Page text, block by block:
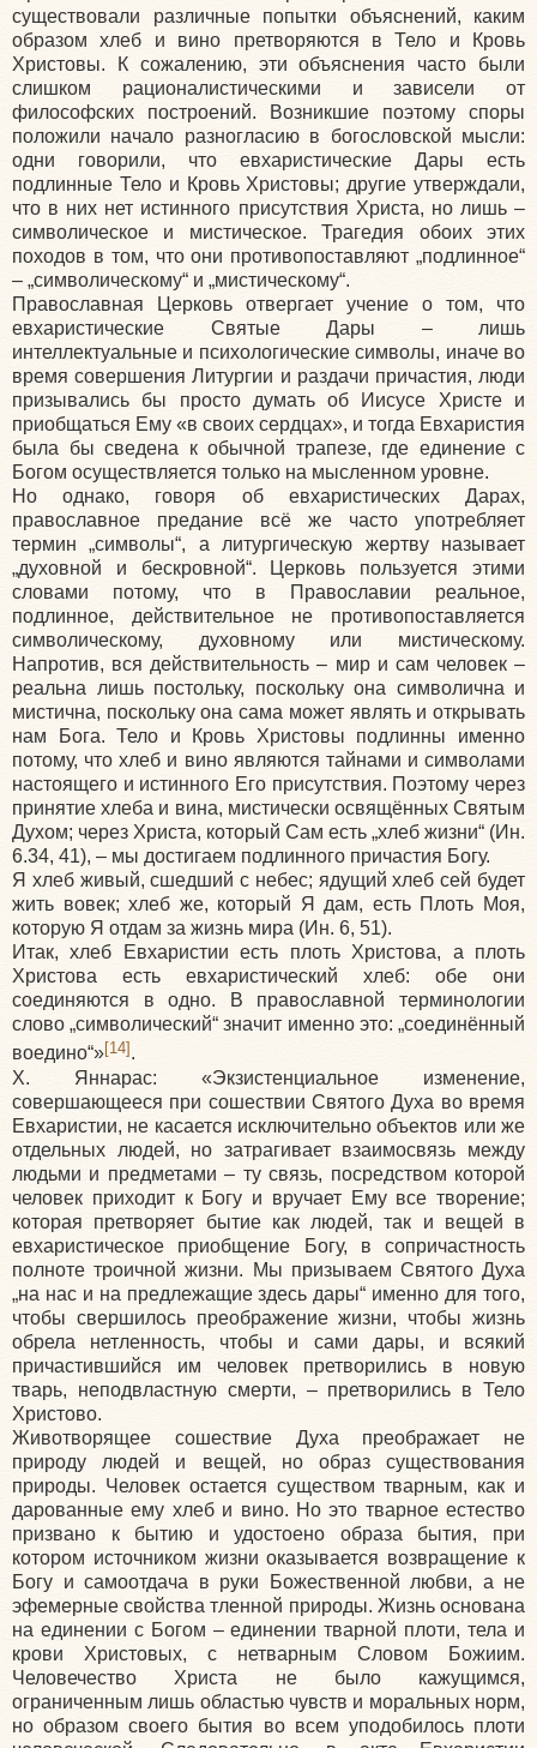
существовали различные попытки объяснений, каким
образом хлеб и вино претворяются в Тело и Кровь
Христовы. К сожалению, эти объяснения часто были
слишком рационалистическими и зависели от
философских построений. Возникшие поэтому споры
положили начало разногласию в богословской мысли:
одни говорили, что евхаристические Дары есть
подлинные Тело и Кровь Христовы; другие утверждали,
что в них нет истинного присутствия Христа, но лишь –
символическое и мистическое. Трагедия обоих этих
походов в том, что они противопоставляют „подлинное“
– „символическому“ и „мистическому“.
Православная Церковь отвергает учение о том, что
евхаристические Святые Дары – лишь
интеллектуальные и психологические символы, иначе во
время совершения Литургии и раздачи причастия, люди
призывались бы просто думать об Иисусе Христе и
приобщаться Ему «в своих сердцах», и тогда Евхаристия
была бы сведена к обычной трапезе, где единение с
Богом осуществляется только на мысленном уровне.
Но однако, говоря об евхаристических Дарах,
православное предание всё же часто употребляет
термин „символы“, а литургическую жертву называет
„духовной и бескровной“. Церковь пользуется этими
словами потому, что в Православии реальное,
подлинное, действительное не противопоставляется
символическому, духовному или мистическому.
Напротив, вся действительность – мир и сам человек –
реальна лишь постольку, поскольку она символична и
мистична, поскольку она сама может являть и открывать
нам Бога. Тело и Кровь Христовы подлинны именно
потому, что хлеб и вино являются тайнами и символами
настоящего и истинного Его присутствия. Поэтому через
принятие хлеба и вина, мистически освящённых Святым
Духом; через Христа, который Сам есть „хлеб жизни“ (Ин.
6.34, 41), – мы достигаем подлинного причастия Богу.
Я хлеб живый, сшедший с небес; ядущий хлеб сей будет
жить вовек; хлеб же, который Я дам, есть Плоть Моя,
которую Я отдам за жизнь мира (Ин. 6, 51).
Итак, хлеб Евхаристии есть плоть Христова, а плоть
Христова есть евхаристический хлеб: обе они
соединяются в одно. В православной терминологии
слово „символический“ значит именно это: „соединённый
воедино“»[14].
Х. Яннарас:
«Экзистенциальное изменение,
совершающееся при сошествии Святого Духа во время
Евхаристии, не касается исключительно объектов или же
отдельных людей, но затрагивает взаимосвязь между
людьми и предметами – ту связь, посредством которой
человек приходит к Богу и вручает Ему все творение;
которая претворяет бытие как людей, так и вещей в
евхаристическое приобщение Богу, в сопричастность
полноте троичной жизни. Мы призываем Святого Духа
„на нас и на предлежащие здесь дары“ именно для того,
чтобы свершилось преображение жизни, чтобы жизнь
обрела нетленность, чтобы и сами дары, и всякий
причастившийся им человек претворились в новую
тварь, неподвластную смерти, – претворились в Тело
Христово.
Животворящее сошествие Духа преображает не
природу людей и вещей, но образ существования
природы. Человек остается существом тварным, как и
дарованные ему хлеб и вино. Но это тварное естество
призвано к бытию и удостоено образа бытия, при
котором источником жизни оказывается возвращение к
Богу и самоотдача в руки Божественной любви, а не
эфемерные свойства тленной природы. Жизнь основана
на единении с Богом – единении тварной плоти, тела и
крови Христовых, с нетварным Словом Божиим.
Человечество Христа не было кажущимся,
ограниченным лишь областью чувств и моральных норм,
но образом своего бытия во всем уподобилось плоти